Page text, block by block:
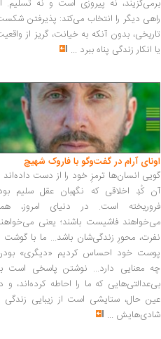
برمی‌گزیند، نه پیروزی است و نه تسلیم.
راهی دیگر را انتخاب می‌کند: پذیرفتن
تاریخی، بدون آنکه به خیانت، گریز از
یا انکار زندگی پناه ببرد ...
اونای آرام در گفت‌وگو با فاروک شهیچ‭
گویی انسان‌ها ترمزِ خود را از دست داده‌اند
آن کُدِ اخلاقی که نگهبان عقل سلیم
فروریخته است. در دنیای امروز،
می‌خواهند فاشیست باشند؛ یعنی
نفرت، محورِ زندگی‌شان باشد... ما با گوشت
پوست خود احساس کردیم «دیگری»
چه معنایی دارد... نوشتن پاسخی است
بی‌عدالتی‌هایی که ما را احاطه کرده‌اند، و
عین حال، ستایشی است از زیبایی زندگی
شادی‌هایش ...